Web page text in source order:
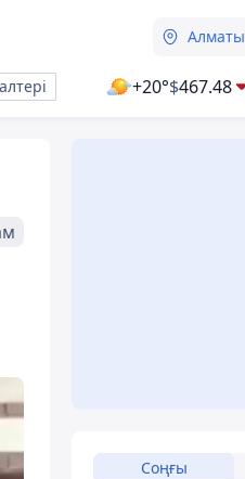
Алматы
+20°$467.48
Соңғы